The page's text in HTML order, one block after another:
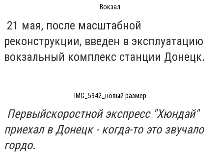
Вокзал
21 мая, после масштабной
реконструкции, введен в эксплуатацию
вокзальный комплекс станции Донецк.
IMG_5942_новый размер
Первыйскоростной экспресс "Хюндай"
приехал в Донецк - когда-то это звучало
гордо.